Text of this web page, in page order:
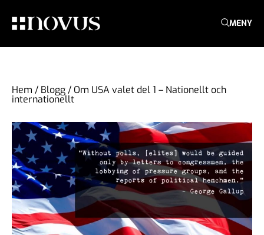
MENY
Hem / Blogg/ Om USA valet del 1 – Nationellt och
internationellt